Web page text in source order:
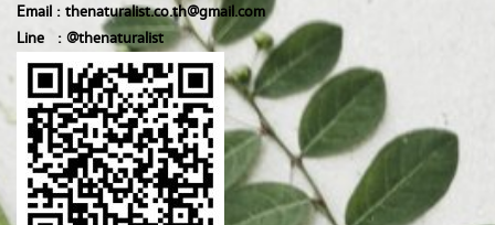
Email : thenaturalist.co.th@gmail.com
Line : @thenaturalist